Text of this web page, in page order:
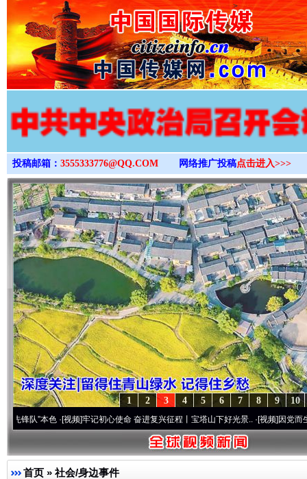
>
投稿邮箱： 3555333776@QQ.COM 网络推广投稿点击进入>>>
10
9
8
7
6
5
4
3
2
1
·[视频]牢记初心使命 奋进复兴征程丨宝塔山下好光景..·[视频]因党而生 为党而
首页 » 社会/身边事件